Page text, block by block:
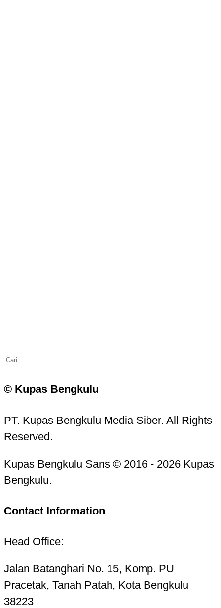
© Kupas Bengkulu
PT. Kupas Bengkulu Media Siber. All Rights
Reserved.
Kupas Bengkulu Sans © 2016 - 2026 Kupas
Bengkulu.
Contact Information
Head Office:
Jalan Batanghari No. 15, Komp. PU
Pracetak, Tanah Patah, Kota Bengkulu
38223